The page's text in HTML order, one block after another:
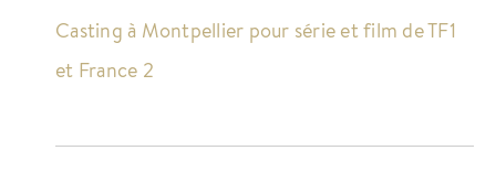
Casting à Montpellier pour série et film de TF1
et France 2